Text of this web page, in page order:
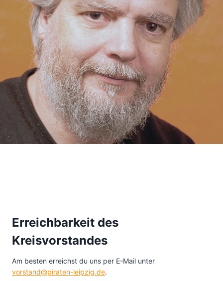
Erreichbarkeit des
Kreisvorstandes
Am besten erreichst du uns per E-Mail unter
vorstand@piraten-leipzig.de.